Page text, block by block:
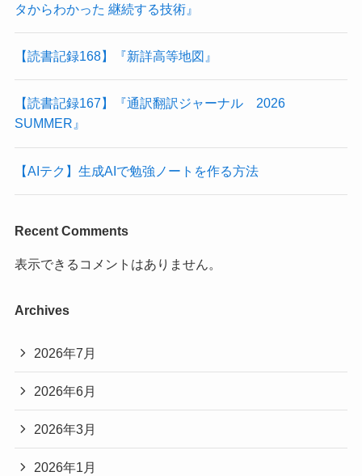
タからわかった 継続する技術』
【読書記録168】『新詳高等地図』
【読書記録167】『通訳翻訳ジャーナル 2026
SUMMER』
【AIテク】生成AIで勉強ノートを作る方法
Recent Comments
表示できるコメントはありません。
Archives
2026年7月
2026年6月
2026年3月
2026年1月